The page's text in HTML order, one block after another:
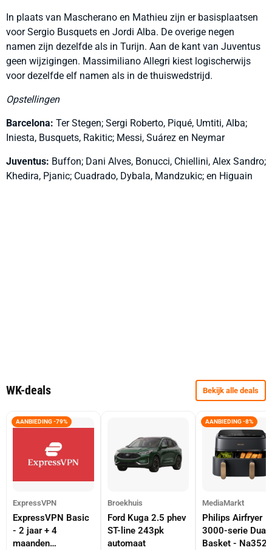
In plaats van Mascherano en Mathieu zijn er basisplaatsen
voor Sergio Busquets en Jordi Alba. De overige negen
namen zijn dezelfde als in Turijn. Aan de kant van Juventus
geen wijzigingen. Massimiliano Allegri kiest logischerwijs
voor dezelfde elf namen als in de thuiswedstrijd.
Opstellingen
Barcelona: Ter Stegen; Sergi Roberto, Piqué, Umtiti, Alba;
Iniesta, Busquets, Rakitic; Messi, Suárez en Neymar
Juventus: Buffon; Dani Alves, Bonucci, Chiellini, Alex Sandro;
Khedira, Pjanic; Cuadrado, Dybala, Mandzukic; en Higuain
WK-deals Bekijk alle deals
AANBIEDING -79%
ExpressVPN
ExpressVPN Basic
- 2 jaar + 4
maanden
Broekhuis
Ford Kuga 2.5 phev
ST-line 243pk
automaat
AANBIEDING -8%
MediaMarkt
Philips Airfryer
3000-serie Dual
Basket -